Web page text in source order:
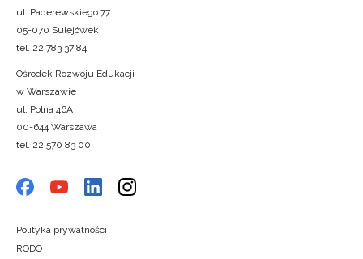
ul. Paderewskiego 77
05-070 Sulejówek
tel. 22 783 37 84
Ośrodek Rozwoju Edukacji
w Warszawie
ul. Polna 46A
00-644 Warszawa
tel. 22 570 83 00
Polityka prywatności
RODO